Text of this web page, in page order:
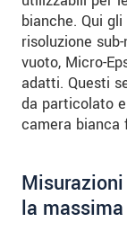
bianche. Qui
risoluzione
vuoto, Micro-
adatti. Questi
da particolato
camera bianca
la